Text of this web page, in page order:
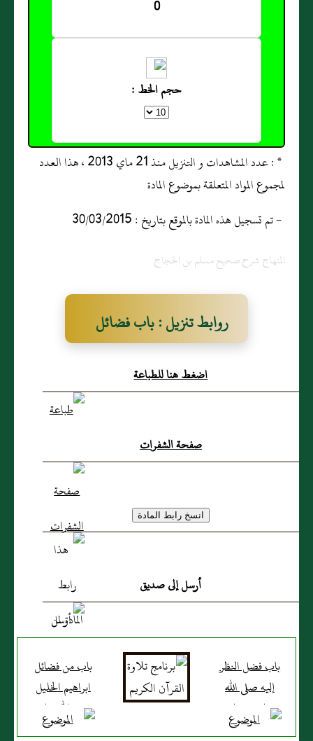
0
حجم الخط :
* : عدد المشاهدات و التنزيل منذ 21 ماي 2013 ، هذا العدد
لمجموع المواد المتعلقة بموضوع المادة
- تم تسجيل هذه المادة بالموقع بتاريخ : 30/03/2015
المنهاج شرح صحيح مسلم بن الحجاج
روابط تنزيل : باب فضائل
عيسى عليه السلام )
اضغط هنا للطباعة
صفحة الشفرات
أرسل إلى صديق
باب فضل النظر
إليه صلى الله
عليه و سلم
وتمنيه )
باب من فضائل
ابراهيم الخليل
صلي الله عليه
وسلم )